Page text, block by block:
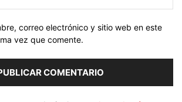
correo electrónico y sitio web en este
vez que comente.